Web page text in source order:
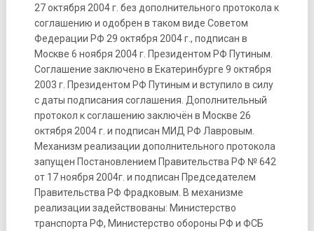
27 октября 2004 г. без дополнительного протокола к
соглашению и одобрен в таком виде Советом
Федерации РФ 29 октября 2004 г., подписан в
Москве 6 ноября 2004 г. Президентом РФ Путиным.
Соглашение заключено в Екатеринбурге 9 октября
2003 г. Президентом РФ Путиным и вступило в силу
с даты подписания соглашения. Дополнительный
протокол к соглашению заключён в Москве 26
октября 2004 г. и подписан МИД РФ Лавровым.
Механизм реализации дополнительного протокола
запущен Постановлением Правительства РФ № 642
от 17 ноября 2004г. и подписан Председателем
Правительства РФ Фрадковым. В механизме
реализации задействованы: Министерство
транспорта РФ, Министерство обороны РФ и ФСБ